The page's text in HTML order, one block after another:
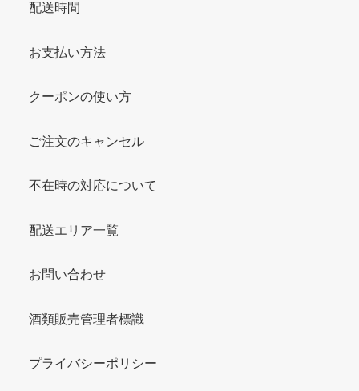
配送時間
お支払い方法
クーポンの使い方
ご注文のキャンセル
不在時の対応について
配送エリア一覧
お問い合わせ
酒類販売管理者標識
プライバシーポリシー